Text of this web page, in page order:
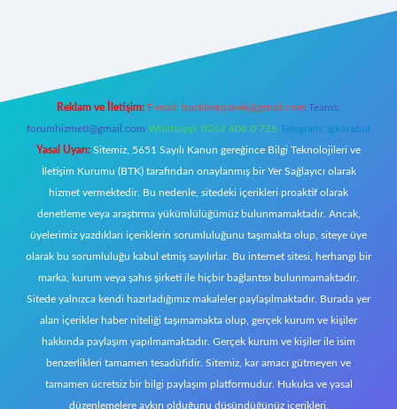
Reklam ve İletişim: E-mail: backlinkpaneli@gmail.com Teams:
forumhizmeti@gmail.com Whatsapp: 0262 606 0 726 Telegram: @karabul
Yasal Uyarı: Sitemiz, 5651 Sayılı Kanun gereğince Bilgi Teknolojileri ve
İletişim Kurumu (BTK) tarafından onaylanmış bir Yer Sağlayıcı olarak
hizmet vermektedir. Bu nedenle, sitedeki içerikleri proaktif olarak
denetleme veya araştırma yükümlülüğümüz bulunmamaktadır. Ancak,
üyelerimiz yazdıkları içeriklerin sorumluluğunu taşımakta olup, siteye üye
olarak bu sorumluluğu kabul etmiş sayılırlar. Bu internet sitesi, herhangi bir
marka, kurum veya şahıs şirketi ile hiçbir bağlantısı bulunmamaktadır.
Sitede yalnızca kendi hazırladığımız makaleler paylaşılmaktadır. Burada yer
alan içerikler haber niteliği taşımamakta olup, gerçek kurum ve kişiler
hakkında paylaşım yapılmamaktadır. Gerçek kurum ve kişiler ile isim
benzerlikleri tamamen tesadüfidir. Sitemiz, kar amacı gütmeyen ve
tamamen ücretsiz bir bilgi paylaşım platformudur. Hukuka ve yasal
düzenlemelere aykırı olduğunu düşündüğünüz içerikleri,